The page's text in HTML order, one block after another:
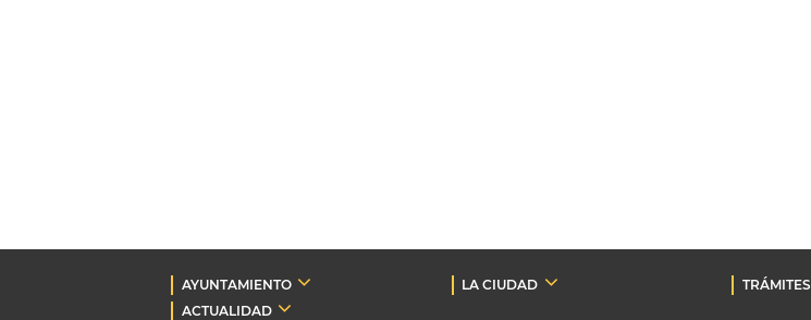
AYUNTAMIENTO LA CIUDAD TRÁMITES
ACTUALIDAD